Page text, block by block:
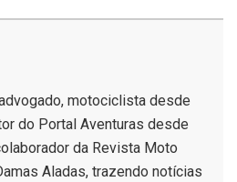
motociclista desde
do Portal Aventuras desde
da Revista Moto
Aladas, trazendo notícias